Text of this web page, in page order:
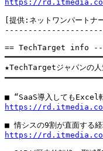
https://
[提供:ネットワンパートナ
== TechTarget
★TechTargetジャパンの人
https://
https://